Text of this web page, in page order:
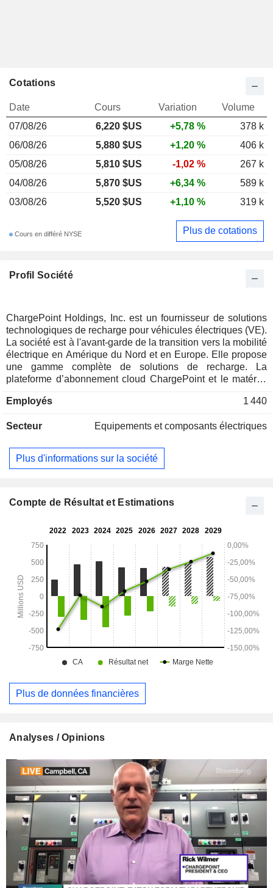
Profil Société
ChargePoint Holdings, Inc. est un fournisseur de solutions
technologiques de recharge pour véhicules électriques (VE).
La société est à l'avant-garde de la transition vers la mobilité
électrique en Amérique du Nord et en Europe. Elle propose
une gamme complète de solutions de recharge. La
plateforme d’abonnement cloud ChargePoint et le matériel
options adaptées à tous les scénarios de recharge, qu’il
collectifs, sur le lieu de travail, dans les parkings, dans le
les flottes de transport de tous types. Son matériel, ses
logiciels et ses services sont conçus pour évoluer au rythme
bornes de recharge (CPO), les prestataires de services de
portefeuille comprend une gamme de systèmes de recharge
ChargePoint CMS, le service ChargePoint eMSP,
l’application mobile ChargePoint ainsi qu’une gamme de
services et d’assistance ChargePoint. Elle alimente plus de
342 000 bornes de recharge actives.
Employés 1 440
Secteur Equipements et composants électriques
Plus d'informations sur la société
Cotations
Date Cours Variation
Volume
07/08/26
6,220 $US +5,78 %
378 k
06/08/26
5,880 $US +1,20 %
406 k
05/08/26
5,810 $US -1,02 %
267 k
04/08/26
5,870 $US +6,34 %
589 k
03/08/26
5,520 $US +1,10 % 319 k
Cours en différé NYSE Plus de cotations
Compte de Résultat et Estimations
Plus de données financières
Analyses / Opinions